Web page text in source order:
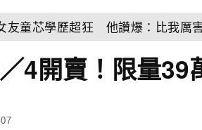
友童芯學歷超狂 他讚爆：比我厲
4開賣！限量